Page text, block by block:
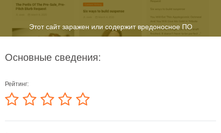
Этот сайт заражен или содержит вредоносное ПО
Основные сведения:
Рейтинг: